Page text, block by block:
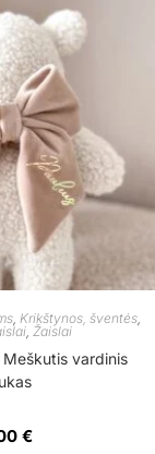
Krikštynos, šventės
Žaislai
vardinis
€